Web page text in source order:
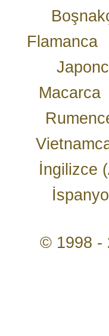
Flamanca
Macarca
İngilizce
© 1998 -